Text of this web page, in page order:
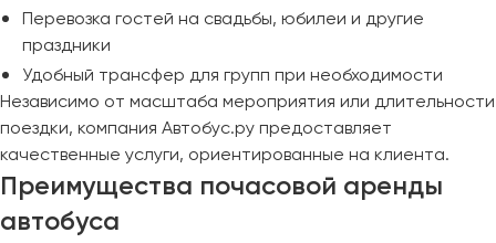
Перевозка гостей на свадьбы, юбилеи и другие
праздники
Удобный трансфер для групп при необходимости
Независимо от масштаба мероприятия или длительности
поездки, компания Автобус.ру предоставляет
качественные услуги, ориентированные на клиента.
Преимущества почасовой аренды
автобуса